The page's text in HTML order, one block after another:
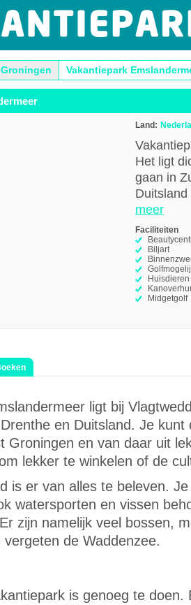
Groningen Vakantiepark
Land:
Het ligt
gaan in
meer
Faciliteiten
Biljart
Midgetgolf
ligt bij
en Duitsland. Je kunt
Groningen en van daar uit
lekker te winkelen of de
is er van alles te beleven.
watersporten en vissen
zijn namelijk veel bossen,
de Waddenzee.
is genoeg te doen.